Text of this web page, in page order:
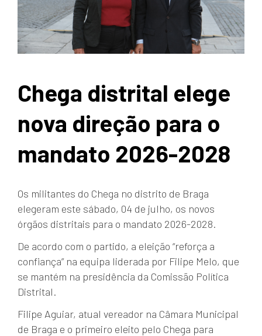
Chega distrital elege
nova direção para o
mandato 2026-2028
Os militantes do Chega no distrito de Braga
elegeram este sábado, 04 de julho, os novos
órgãos distritais para o mandato 2026-2028.
De acordo com o partido, a eleição “reforça a
confiança” na equipa liderada por Filipe Melo, que
se mantém na presidência da Comissão Política
Distrital.
Filipe Aguiar, atual vereador na Câmara Municipal
de Braga e o primeiro eleito pelo Chega para